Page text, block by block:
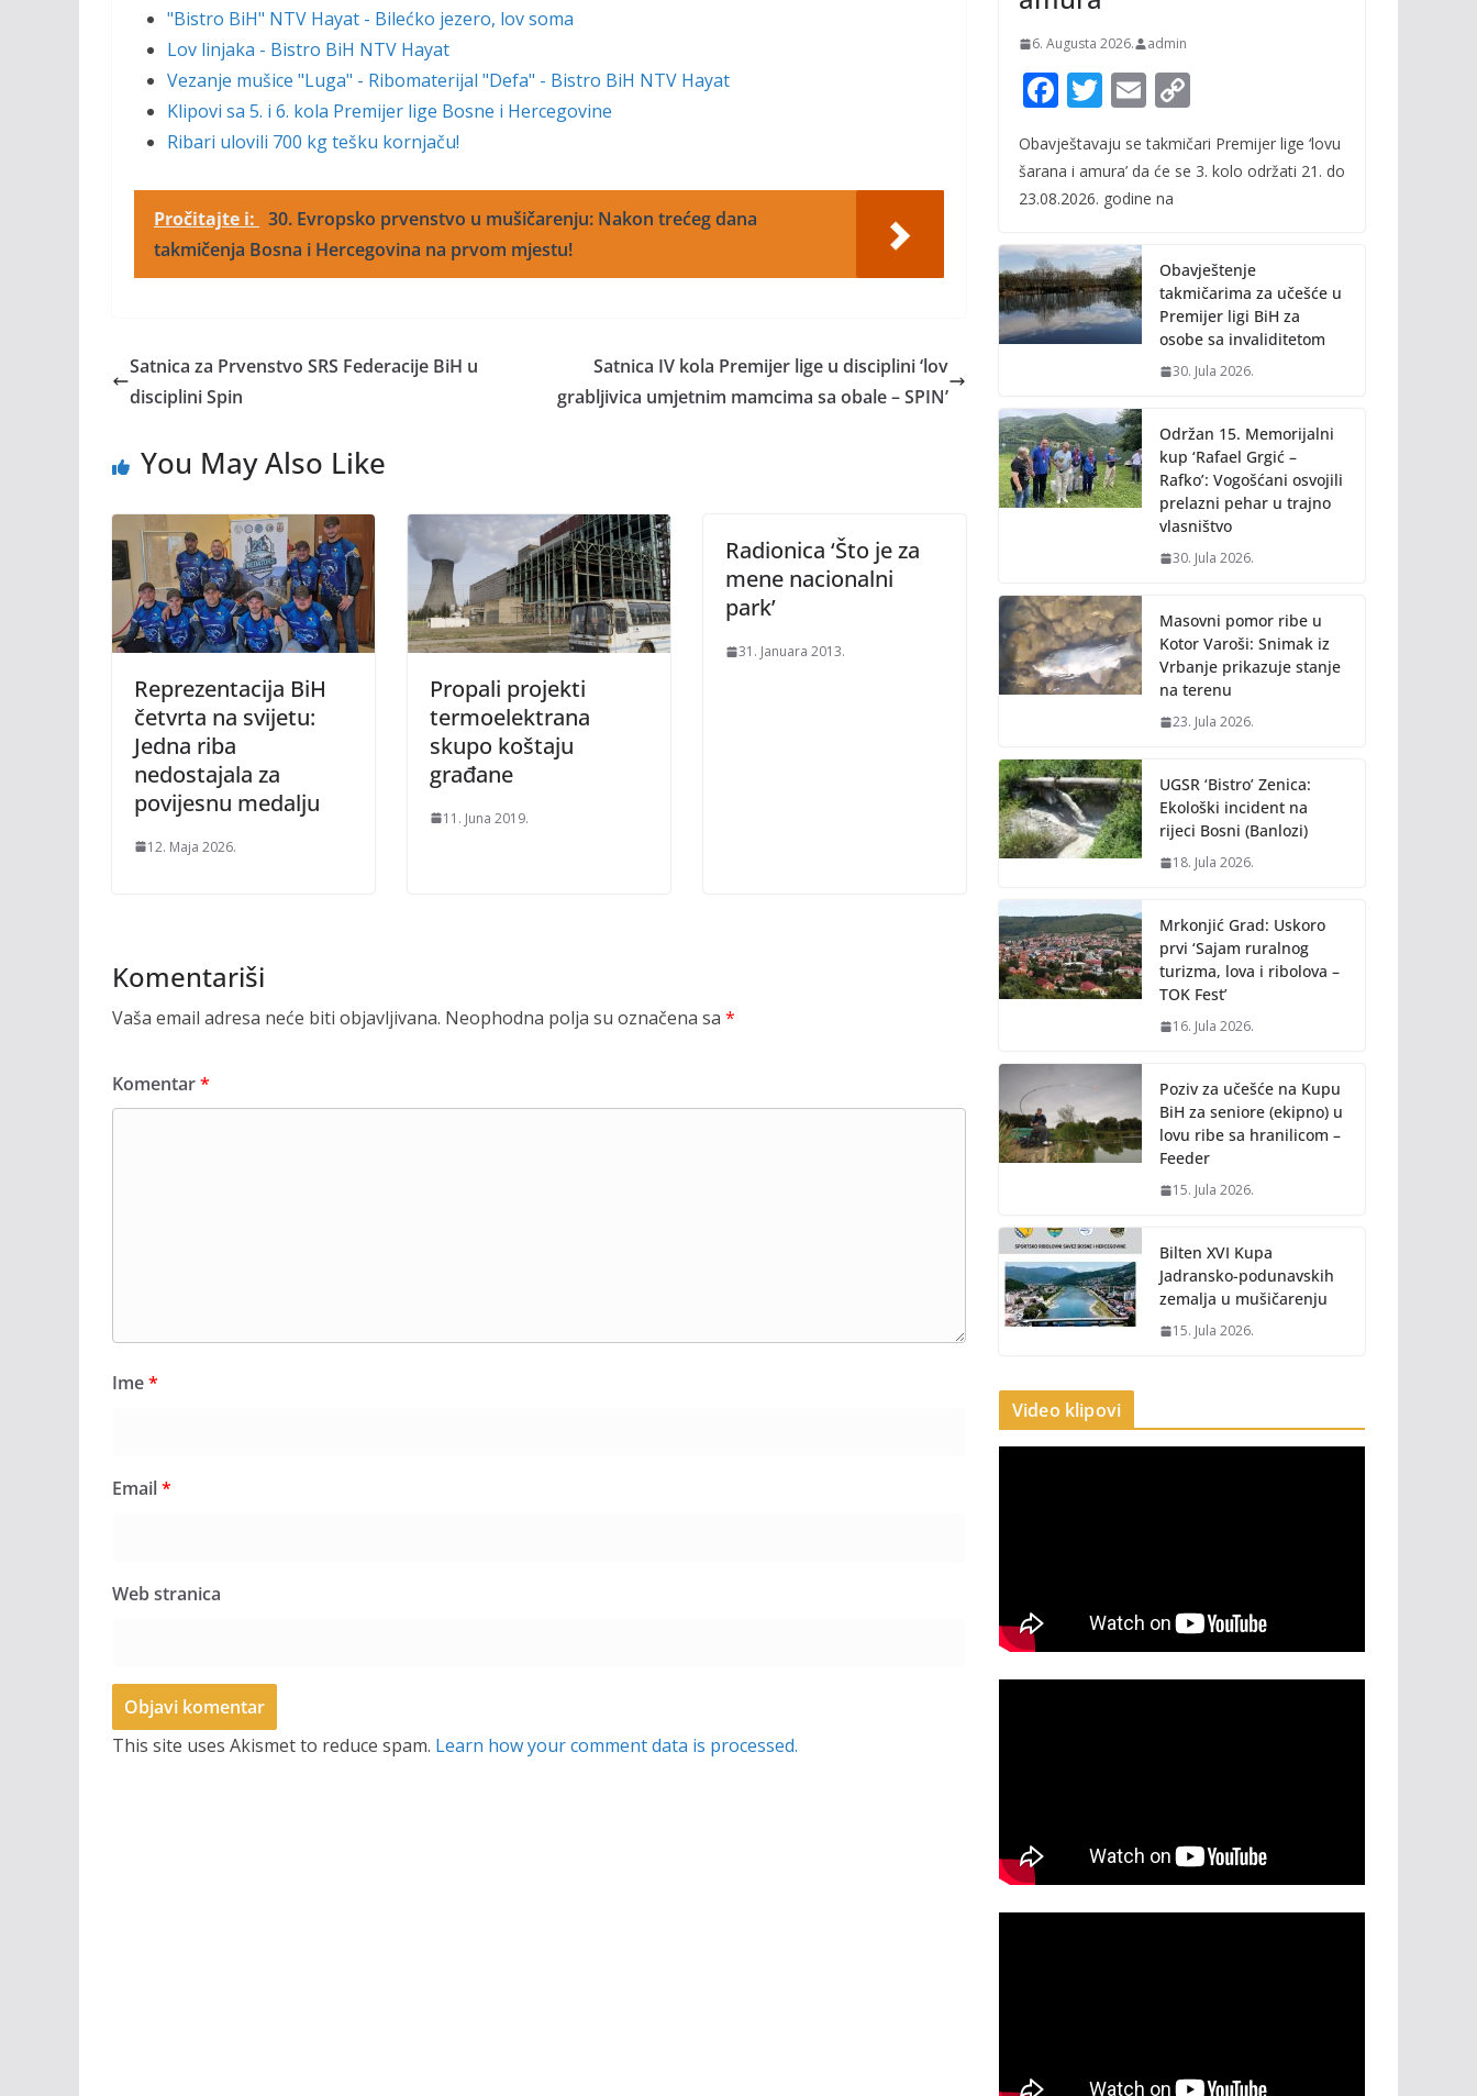
"Bistro BiH" NTV Hayat - Bilećko jezero, lov soma
Lov linjaka - Bistro BiH NTV Hayat
Vezanje mušice "Luga" - Ribomaterijal "Defa" - Bistro BiH NTV Hayat
Klipovi sa 5. i 6. kola Premijer lige Bosne i Hercegovine
Ribari ulovili 700 kg tešku kornjaču!
Pročitajte i: 30. Evropsko prvenstvo u mušičarenju: Nakon trećeg dana
takmičenja Bosna i Hercegovina na prvom mjestu!
Satnica za Prvenstvo SRS Federacije BiH u
disciplini Spin
Satnica IV kola Premijer lige u disciplini ‘lov
grabljivica umjetnim mamcima sa obale – SPIN’
You May Also Like
Reprezentacija BiH
četvrta na svijetu:
Jedna riba
nedostajala za
povijesnu medalju
12. Maja 2026.
Propali projekti
termoelektrana
skupo koštaju
građane
11. Juna 2019.
Radionica ‘Što je za
mene nacionalni
park’
31. Januara 2013.
Komentariši
Vaša email adresa neće biti objavljivana. Neophodna polja su označena sa *
Komentar*
Ime*
Email*
Web stranica
This site uses Akismet to reduce spam. Learn how your comment data is processed.
6. Augusta 2026. admin
F
ac
e
b
o
k
T
itt
er
E
m
ai
l
o
p
n
k
Obavještavaju se takmičari Premijer lige ‘lovu
šarana i amura’ da će se 3. kolo održati 21. do
23.08.2026. godine na
Obavještenje
takmičarima za učešće u
Premijer ligi BiH za
osobe sa invaliditetom
30. Jula 2026.
Održan 15. Memorijalni
kup ‘Rafael Grgić –
Rafko’: Vogošćani osvojili
prelazni pehar u trajno
vlasništvo
30. Jula 2026.
Masovni pomor ribe u
Kotor Varoši: Snimak iz
Vrbanje prikazuje stanje
na terenu
23. Jula 2026.
UGSR ‘Bistro’ Zenica:
Ekološki incident na
rijeci Bosni (Banlozi)
18. Jula 2026.
Mrkonjić Grad: Uskoro
prvi ‘Sajam ruralnog
turizma, lova i ribolova –
TOK Fest’
16. Jula 2026.
Poziv za učešće na Kupu
BiH za seniore (ekipno) u
lovu ribe sa hranilicom –
Feeder
15. Jula 2026.
Bilten XVI Kupa
Jadransko-podunavskih
zemalja u mušičarenju
15. Jula 2026.
Video klipovi